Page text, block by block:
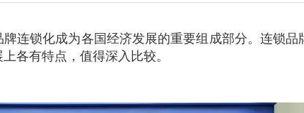
连锁化成为各国经济发展的重要组成部分。连锁
各有特点，值得深入比较。